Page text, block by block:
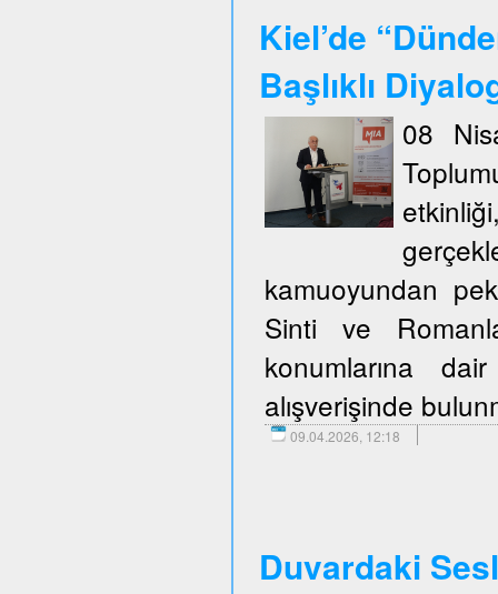
Kiel’de
Başlıklı
08
kamuoyundan pek
Sinti ve
konumlarına
alışverişinde
09.04.2026, 12:18
Duvardaki